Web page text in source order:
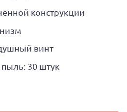
конструкции
винт
30 штук